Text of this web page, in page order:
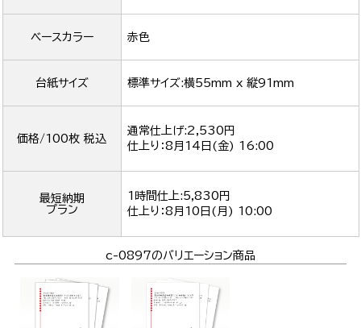
ベースカラー 赤色
台紙サイズ 標準サイズ:横55mm x 縦91mm
価格/100枚 税込
通常仕上げ:2,530円
仕上り：8月14日(金) 16:00
最短納期
プラン
1時間仕上:5,830円
仕上り：8月10日(月) 10:00
c-0897のバリエーション商品